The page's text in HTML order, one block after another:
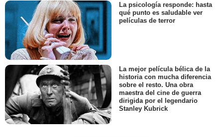
La psicología responde: hasta
qué punto es saludable ver
películas de terror
La mejor película bélica de la
historia con mucha diferencia
sobre el resto. Una obra
maestra del cine de guerra
dirigida por el legendario
Stanley Kubrick